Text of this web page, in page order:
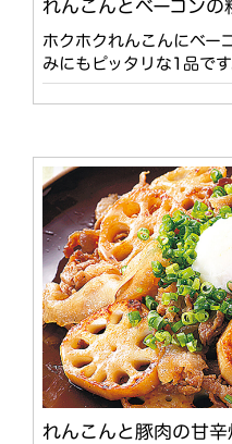
れんこんとベーコンの
ホクホクれんこんにベー
みにもピッタリな1品です
れんこんと豚肉の甘辛